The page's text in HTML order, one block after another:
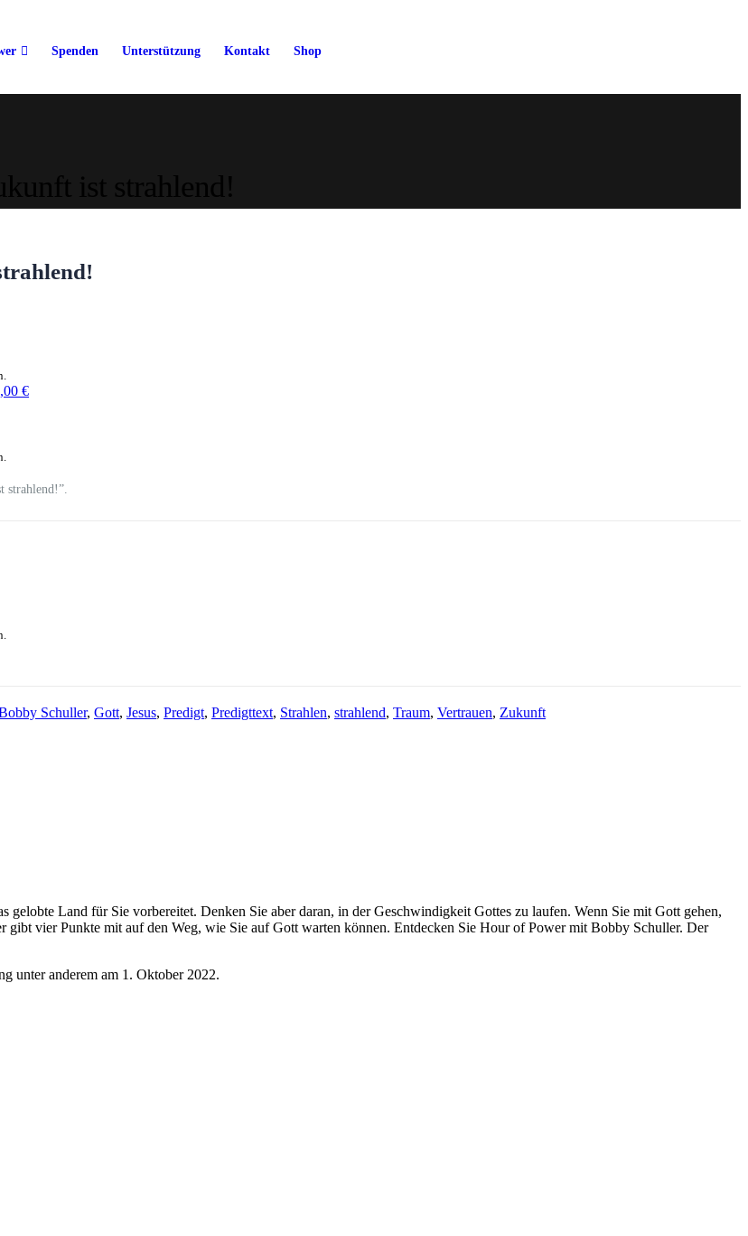
Spenden Unterstützung Kontakt Shop
€
Schuller, Gott, Jesus, Predigt, Predigttext, Strahlen, strahlend, Traum, Vertrauen, Zukunft
gelobte Land für Sie vorbereitet. Denken Sie aber daran, in der Geschwindigkeit Gottes zu laufen. Wenn Sie mit Gott gehen,
gibt vier Punkte mit auf den Weg, wie Sie auf Gott warten können. Entdecken Sie Hour of Power mit Bobby Schuller. Der
unter anderem am 1. Oktober 2022.